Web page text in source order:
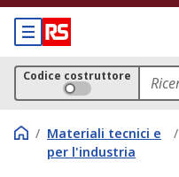
Codice costruttore
/ Materiali tecnici e
per l'industria
/